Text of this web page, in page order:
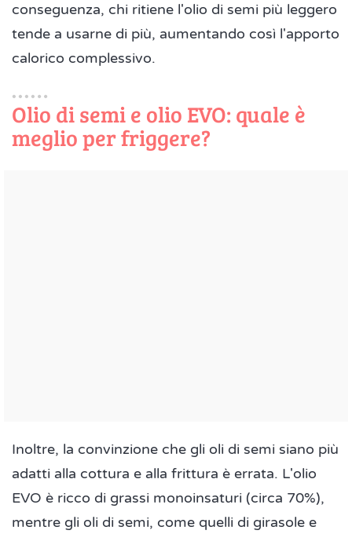
conseguenza, chi ritiene l'olio di semi più leggero
tende a usarne di più, aumentando così l'apporto
calorico complessivo.
Olio di semi e olio EVO: quale è
meglio per friggere?
Inoltre, la convinzione che gli oli di semi siano più
adatti alla cottura e alla frittura è errata. L'olio
EVO è ricco di grassi monoinsaturi (circa 70%),
mentre gli oli di semi, come quelli di girasole e